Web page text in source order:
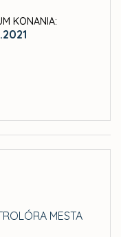
KONANIA:
MESTA